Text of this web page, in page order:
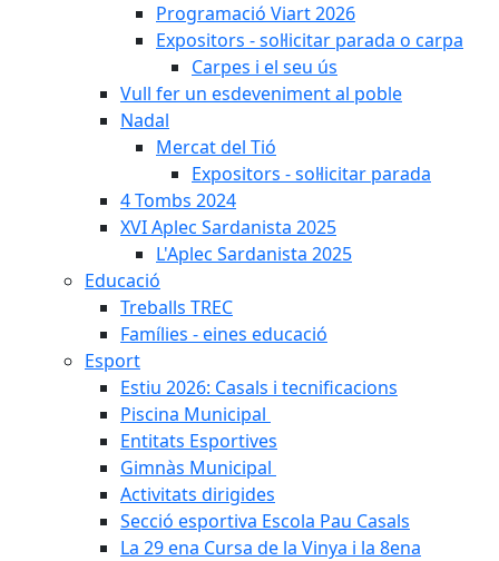
Programació Viart 2026
Expositors - sol·licitar parada o carpa
Carpes i el seu ús
Vull fer un esdeveniment al poble
Nadal
Mercat del Tió
Expositors - sol·licitar parada
4 Tombs 2024
XVI Aplec Sardanista 2025
L'Aplec Sardanista 2025
Educació
Treballs TREC
Famílies - eines educació
Esport
Estiu 2026: Casals i tecnificacions
Piscina Municipal
Entitats Esportives
Gimnàs Municipal
Activitats dirigides
Secció esportiva Escola Pau Casals
La 29 ena Cursa de la Vinya i la 8ena